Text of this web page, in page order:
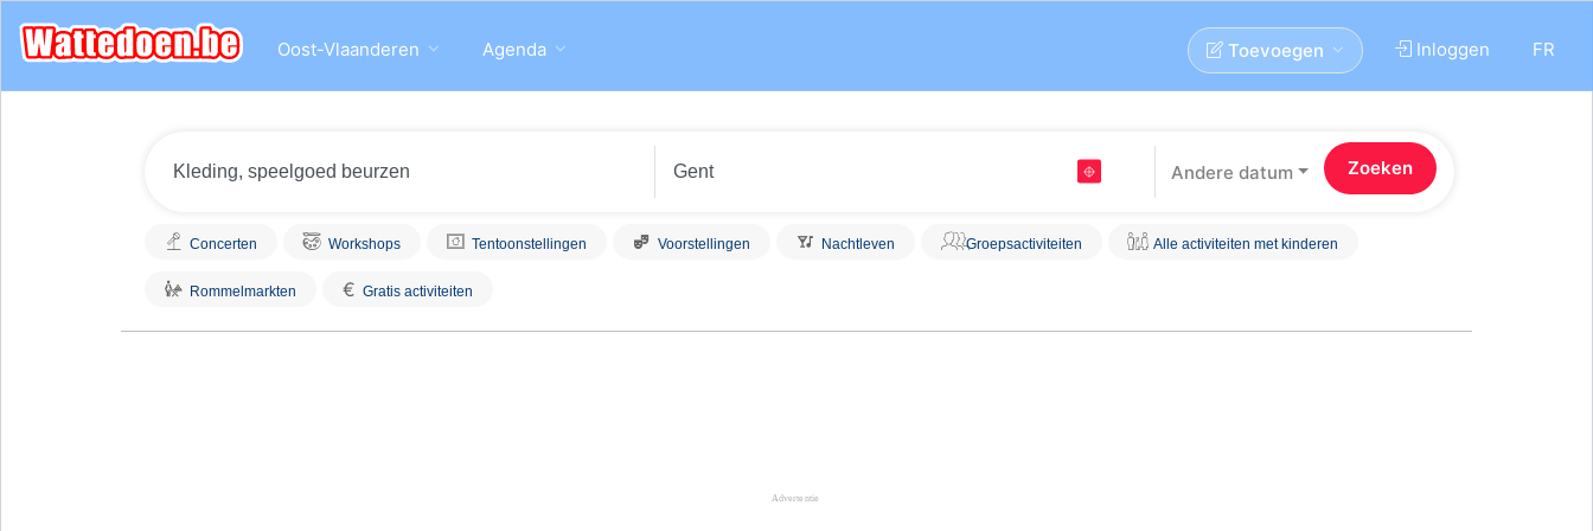
Oost-Vlaanderen Agenda FR
Inloggen
Toevoegen
Andere datum
Concerten Workshops Tentoonstellingen Voorstellingen Nachtleven Groepsactiviteiten Alle activiteiten met kinderen
Rommelmarkten € Gratis activiteiten